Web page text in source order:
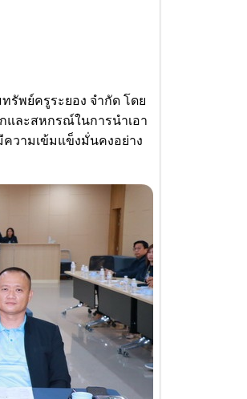
พย์ครูระยอง จำกัด โดย
และสหกรณ์ในการนำเอา
ความเข้มแข็งมั่นคงอย่าง